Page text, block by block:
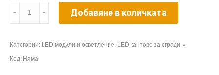
LEDStripe®
﹣ ﹢ Добавяне в количката
Категории: LED модули и осветление, LED кантове за сгради
Код: Няма